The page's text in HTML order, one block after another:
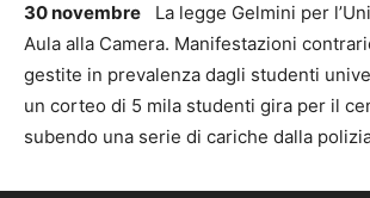
30 novembre
La legge Gelmini per
Aula alla Camera. Manifestazioni
gestite in prevalenza dagli studenti
un corteo di 5 mila studenti gira per il
subendo una serie di cariche dalla